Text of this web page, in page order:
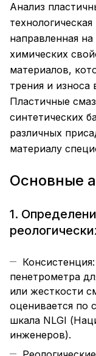
Анализ
направленная
химических
материалов,
трения и износа
Пластичные
синтетических
различных
материалу
Основные
1.
пенетрометра
или жесткости
оценивается по
шкала NLGI
инженеров).